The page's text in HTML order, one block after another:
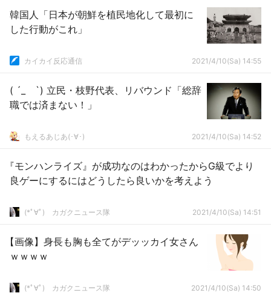
韓国人「日本が朝鮮を植民地化して最初に
した行動がこれ」
カイカイ反応通信 2021/4/10(Sa) 14:55
( ´_ゝ`) 立民・枝野代表、リバウンド「総辞
職では済まない！」
もえるあじあ(･∀･) 2021/4/10(Sa) 14:52
『モンハンライズ』が成功なのはわかったからG級でより
良ゲーにするにはどうしたら良いかを考えよう
(*ﾟ∀ﾟ)ゞカガクニュース隊 2021/4/10(Sa) 14:51
【画像】身長も胸も全てがデッッカイ女さん
ｗｗｗｗ
(*ﾟ∀ﾟ)ゞカガクニュース隊 2021/4/10(Sa) 14:50